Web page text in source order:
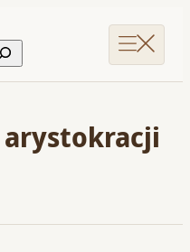
arystokracji